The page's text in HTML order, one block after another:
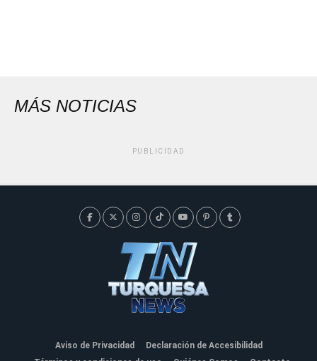
MÁS NOTICIAS
PUBLICIDAD
Aviso de Privacidad
Declaración de Accesibilidad